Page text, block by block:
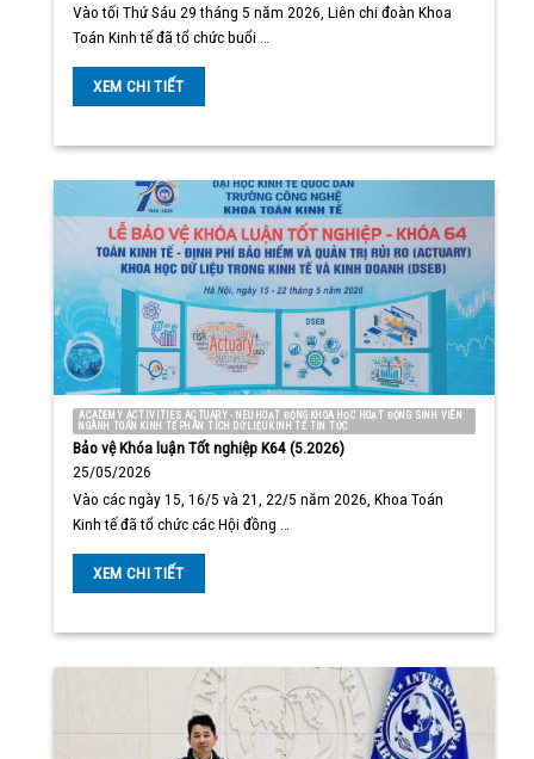
Vào tối Thứ Sáu 29 tháng 5 năm 2026, Liên chi đoàn Khoa
Toán Kinh tế đã tổ chức buổi …
XEM CHI TIẾT
ACADEMY ACTIVITIES ACTUARY - NEU HOẠT ĐỘNG KHOA HỌC HOẠT ĐỘNG SINH VIÊN
NGÀNH TOÁN KINH TẾ PHÂN TÍCH DỮ LIỆU KINH TẾ TIN TỨC
Bảo vệ Khóa luận Tốt nghiệp K64 (5.2026)
25/05/2026
Vào các ngày 15, 16/5 và 21, 22/5 năm 2026, Khoa Toán
Kinh tế đã tổ chức các Hội đồng …
XEM CHI TIẾT